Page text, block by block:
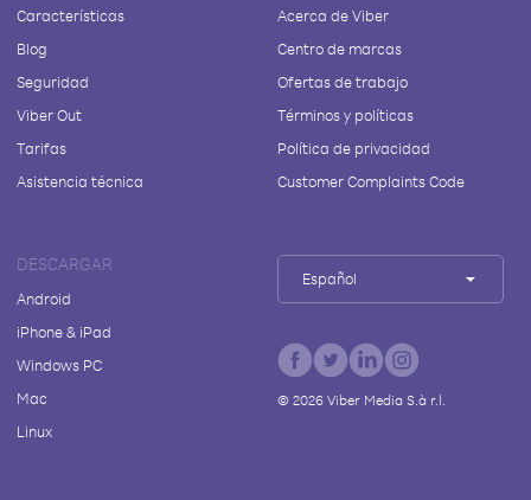
Características
Blog
Seguridad
Viber Out
Tarifas
Asistencia técnica
Acerca de Viber
Centro de marcas
Ofertas de trabajo
Términos y políticas
Política de privacidad
Customer Complaints Code
DESCARGAR
Android
iPhone & iPad
Windows PC
Mac
Linux
Español
© 2026Viber Media S.à r.l.